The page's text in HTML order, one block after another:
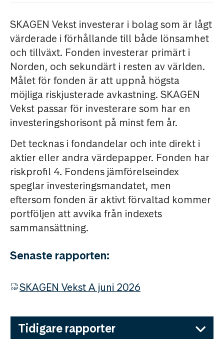
SKAGEN Vekst investerar i bolag som är lågt
värderade i förhållande till både lönsamhet
och tillväxt. Fonden investerar primärt i
Norden, och sekundärt i resten av världen.
Målet för fonden är att uppnå högsta
möjliga riskjusterade avkastning. SKAGEN
Vekst passar för investerare som har en
investeringshorisont på minst fem år.
Det tecknas i fondandelar och inte direkt i
aktier eller andra värdepapper. Fonden har
riskprofil 4. Fondens jämförelseindex
speglar investeringsmandatet, men
eftersom fonden är aktivt förvaltad kommer
portföljen att avvika från indexets
sammansättning.
Senaste rapporten:
SKAGEN Vekst A juni 2026
Tidigare rapporter